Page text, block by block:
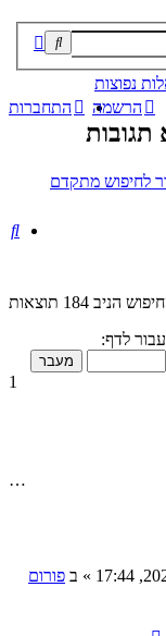
נפוצות
התחברות
הרשמה
תגובות
לחיפוש מתקדם
הניב 184 תוצאות
עבור לדף:
1
…
» ב פורום